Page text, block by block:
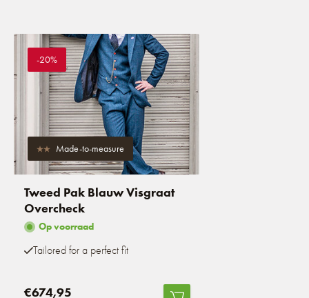
-20%
Made-to-measure
Tweed Pak Blauw Visgraat
Overcheck
Op voorraad
Tailored for a perfect fit
€674,95